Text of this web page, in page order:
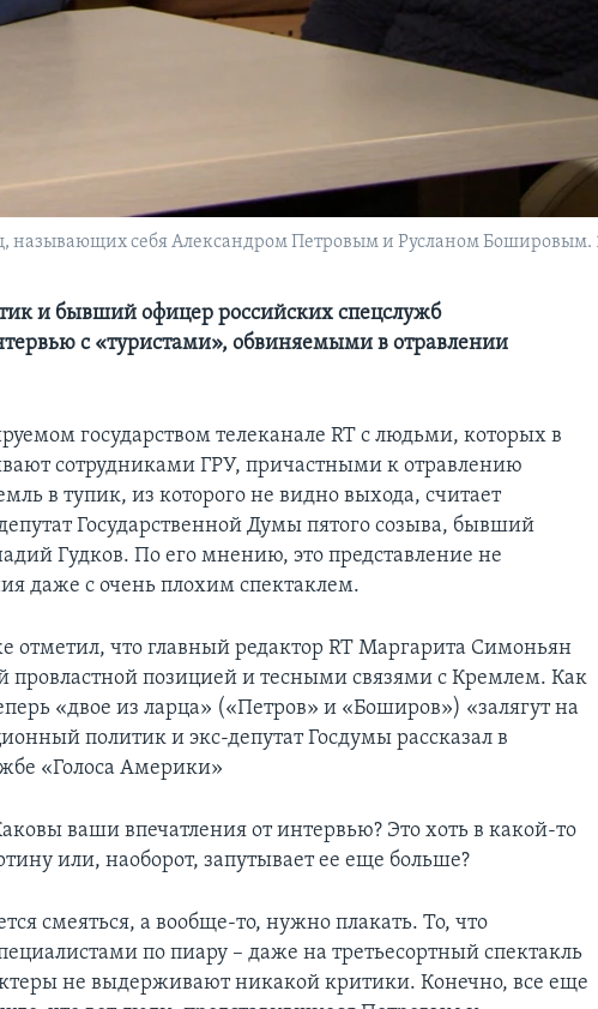
называющих себя Александром Петровым и Русланом Бошировым.
и бывший офицер российских спецслужб
с «туристами», обвиняемыми в отравлении
государством телеканале RT с людьми, которых в
сотрудниками ГРУ, причастными к отравлению
в тупик, из которого не видно выхода, считает
Государственной Думы пятого созыва, бывший
Гудков. По его мнению, это представление не
даже с очень плохим спектаклем.
отметил, что главный редактор RT Маргарита Симоньян
провластной позицией и тесными связями с Кремлем. Как
«двое из ларца» («Петров» и «Боширов») «залягут на
политик и экс-депутат Госдумы рассказал в
«Голоса Америки»
ваши впечатления от интервью? Это хоть в какой-то
или, наоборот, запутывает ее еще больше?
смеяться, а вообще-то, нужно плакать. То, что
по пиару – даже на третьесортный спектакль
не выдерживают никакой критики. Конечно, все еще